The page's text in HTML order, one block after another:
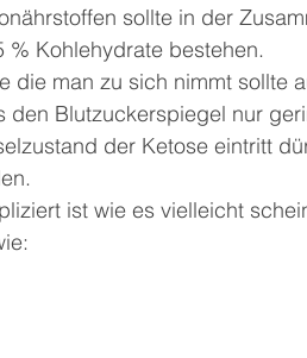
sollte in der
% Kohlehydrate bestehen.
die man zu sich nimmt sollte
den Blutzuckerspiegel nur
der Ketose eintritt
ist wie es vielleicht